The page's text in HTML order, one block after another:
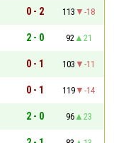
0 - 2 113
-18
2 - 0 92
21
0 - 1 103
-11
0 - 1 119
-14
2 - 0 96
23